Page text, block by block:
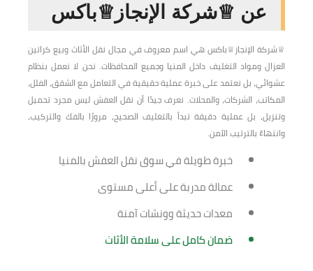
عن ♕شركة الإنجاز♕باكس
♕شركة الإنجاز♕باكس هي اسم معروف في مجال نقل الأثاث وبيع كراتين
العزال ومواد التغليف داخل المنيا وجميع المحافظات. نحن لا نعمل بنظام
عشوائي، بل نعتمد على خبرة عملية حقيقية في التعامل مع الشقق، الفلل،
المكاتب، الشركات، والمحلات. نعرف جيدًا أن نقل العفش ليس مجرد تحميل
وتنزيل، بل عملية دقيقة تبدأ بالتغليف الصحيح، مرورًا بالفك والتركيب،
وانتهاءً بالترتيب الآمن.
خبرة طويلة في سوق نقل العفش بالمنيا
عمالة مدربة على أعلى مستوى
معدات حديثة وونشات آمنة
ضمان كامل على سلامة الأثاث